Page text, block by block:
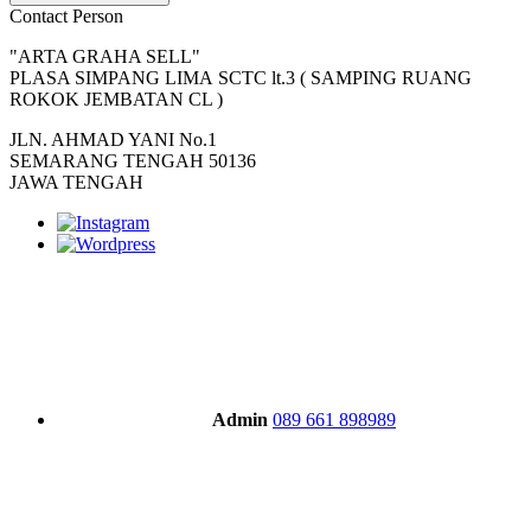
Contact Person
"ARTA GRAHA SELL"
PLASA SIMPANG LIMA SCTC lt.3 ( SAMPING RUANG
ROKOK JEMBATAN CL )
JLN. AHMAD YANI No.1
SEMARANG TENGAH 50136
JAWA TENGAH
Admin 089 661 898989